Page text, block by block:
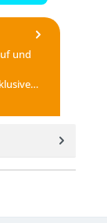
und